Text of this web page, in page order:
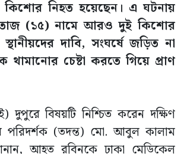
নিহত হয়েছেন। এ ঘটনায়
(১৫) নামে আরও দুই কিশোর
দাবি, সংঘর্ষে জড়িত না
চেষ্টা করতে গিয়ে প্রাণ
দুপুরে বিষয়টি নিশ্চিত করেন দক্ষিণ
পরিদর্শক (তদন্ত) মো. আবুল কালাম
আহত রবিনকে ঢাকা মেডিকেল